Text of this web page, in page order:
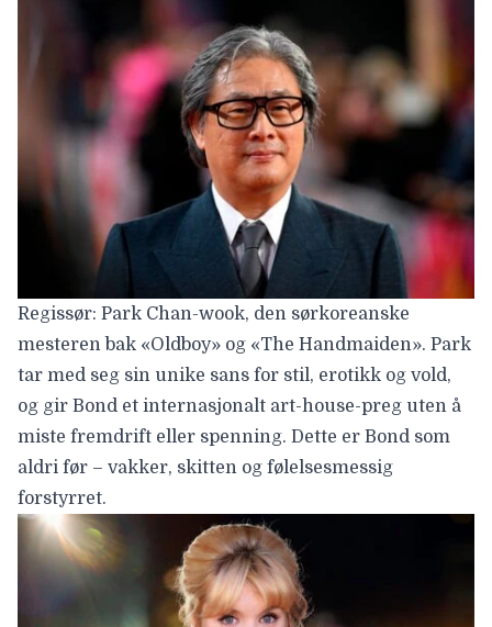
Regissør: Park Chan-wook, den sørkoreanske
mesteren bak «Oldboy» og «The Handmaiden». Park
tar med seg sin unike sans for stil, erotikk og vold,
og gir Bond et internasjonalt art-house-preg uten å
miste fremdrift eller spenning. Dette er Bond som
aldri før – vakker, skitten og følelsesmessig
forstyrret.